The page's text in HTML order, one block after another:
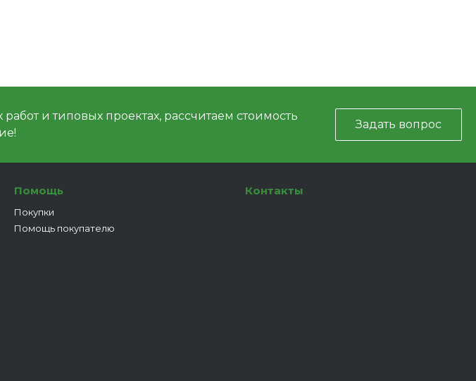
и типовых проектах, рассчитаем стоимость
Задать вопрос
Помощь
Покупки
Помощь покупателю
Контакты